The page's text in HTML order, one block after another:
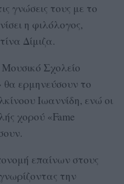
γνώσεις τους με το
η φιλόλογος,
Δίμιζα.
Σχολείο
ερμηνεύσουν το
Ιωαννίδη, ενώ οι
χορού «Fame
επαίνων στους
την